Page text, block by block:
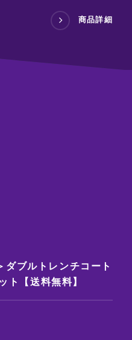
商品詳細
ブルトレンチコート
【送料無料】